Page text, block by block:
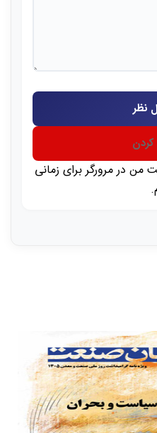
نظر
من در مرورگر برای زمانی